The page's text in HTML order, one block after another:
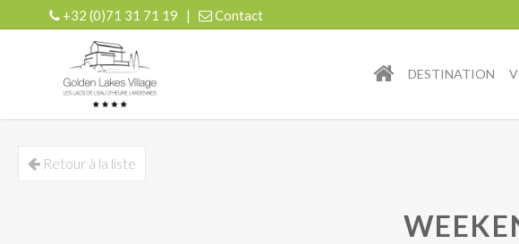
+32 (0)71 31 71 19 |
Contact
| r
DESTINATION
Retour à la liste